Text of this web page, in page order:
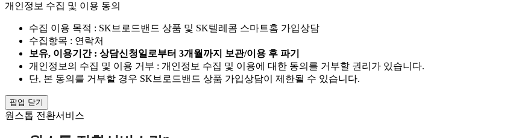
개인정보 수집 및 이용 동의
수집 이용 목적 : SK브로드밴드 상품 및 SK텔레콤 스마트홈 가입상담
수집항목 : 연락처
보유, 이용기간 : 상담신청일로부터 3개월까지 보관/이용 후 파기
개인정보의 수집 및 이용 거부 : 개인정보 수집 및 이용에 대한 동의를 거부할 권리가 있습니다.
단, 본 동의를 거부할 경우 SK브로드밴드 상품 가입상담이 제한될 수 있습니다.
팝업 닫기
원스톱 전환서비스